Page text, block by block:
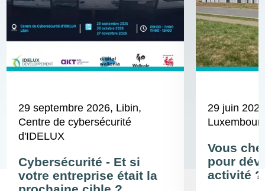
29 septembre 2026, Libin,
Centre de cybersécurité
d'IDELUX
Cybersécurité - Et si
votre entreprise était la
29 juin
Vous
pour
activité ?